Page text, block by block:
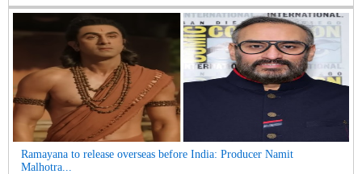
Ramayana to release overseas before India: Producer Namit
Malhotra...